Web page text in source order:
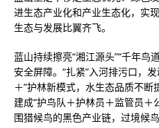
进生态产业化和产业生态化，实
生态与发展比翼齐飞。
蓝山持续擦亮“湘江源头”“千年鸟
安全屏障。“扎紧”入河排污口，
＋”护林新模式，水生态品质不断
建成“护鸟队＋护林员＋监管员＋
围猎候鸟的黑色产业链，过境候